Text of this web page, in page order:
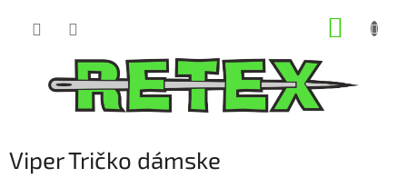
Viper Tričko dámske